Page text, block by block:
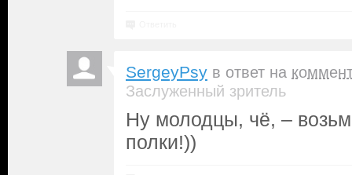
SergeyPsy в ответ на
Заслуженный зритель
Ну молодцы, чё, –
полки!))